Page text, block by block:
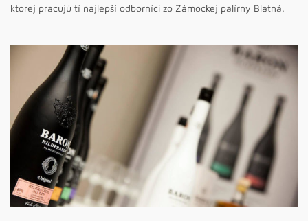
ktorej pracujú tí najlepší odborníci zo Zámockej palírny Blatná.